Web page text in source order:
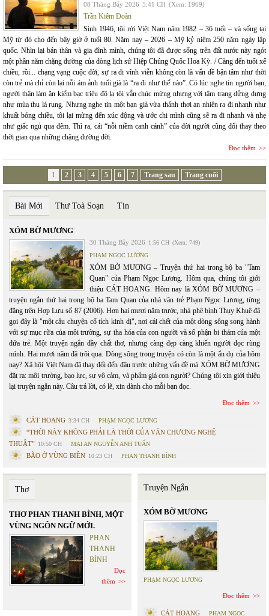
08 Tháng Bảy 2026 5:41 CH (Xem: 1969)
Trần Kiêm Đoàn
Sinh 1946, tôi rời Việt Nam năm 1982 – 36 tuổi – và sống tại
Mỹ từ đó cho đến bây giờ ở tuổi 80. Năm nay – 2026 – Mỹ kỷ niệm 250 năm ngày lập
quốc. Nhìn lại bản thân và gia đình mình, chúng tôi đã được sống trên đất nước này ngót
một phần năm chặng đường của dòng lịch sử Hiệp Chủng Quốc Hoa Kỳ. / Càng đến tuổi xế
chiều, rồi... chạng vạng cuộc đời, sự ra đi vĩnh viễn không còn là vấn đề bận tâm như thời
còn trẻ mà chỉ còn lại nỗi ám ảnh tuổi già là “ra đi như thế nào”. Có lúc nghe tin người bạn,
người thân làm ăn kiếm bạc triệu đô la tôi vẫn chúc mừng nhưng với tâm trạng dửng dưng
như mùa thu lá rụng. Nhưng nghe tin một bạn già vừa thảnh thơi an nhiên ra đi nhanh như
khuất bóng chiều, tôi lại mừng đến xúc động và ước chi mình cũng sẽ ra đi nhanh và nhẹ
như giấc ngủ qua đêm. Thì ra, cái “nỗi niềm canh cánh” của đời người cũng đổi thay theo
thời gian qua những chặng đường đời.
Đọc thêm
1 2 3 4 5 6 7 Trang sau Trang cuối
Bài Mới Thư Toà Soạn Tin
XÓM BỜ MƯƠNG
30 Tháng Bảy 2026 1:56 CH (Xem: 749)
PHẠM NGỌC LƯƠNG
XÓM BỜ MƯƠNG – Truyện thứ hai trong bộ ba "Tam
Quan" của Phạm Ngọc Lương. Hôm qua, chúng tôi giới
thiệu CÁT HOANG. Hôm nay là XÓM BỜ MƯƠNG –
truyện ngắn thứ hai trong bộ ba Tam Quan của nhà văn trẻ Phạm Ngọc Lương, từng
đăng trên Hợp Lưu số 87 (2006). Hơn hai mươi năm trước, nhà phê bình Thụy Khuê đã
gọi đây là "một câu chuyện cổ tích kinh dị", nơi cái chết của một dòng sông song hành
với sự mục rữa của môi trường, sự tha hóa của con người và số phận bi thảm của một
đứa trẻ. Một truyện ngắn đầy chất thơ, nhưng càng đẹp càng khiến người đọc rùng
mình. Hai mươi năm đã trôi qua. Dòng sông trong truyện có còn là một ẩn dụ của hôm
nay? Xã hội Việt Nam đã thay đổi đến đâu trước những vấn đề mà XÓM BỜ MƯƠNG
đặt ra: môi trường, bạo lực, sự vô cảm, và phẩm giá con người? Chúng tôi xin giới thiệu
lại truyện ngắn này. Câu trả lời, có lẽ, xin dành cho mỗi bạn đọc.
Đọc thêm
CÁT HOANG 3:34 CH PHẠM NGỌC LƯƠNG
“THỜI NÀY KHÔNG PHẢI LÀ THỜI CỦA VĂN CHƯƠNG NGHỆ
THUẬT” 10:50 CH MAI AN NGUYỄN ANH TUẤN
BÃO Ở VÙNG BIÊN 10:23 CH PHAN THANH BÌNH
Thơ
THƠ PHAN THANH BÌNH, MỘT
VÙNG NGÔN NGỮ MỚI.
PHAN
THANH
BÌNH
Đọc
thêm
Truyện Ngắn
XÓM BỜ MƯƠNG
PHẠM NGỌC LƯƠNG
Đọc thêm
CÁT HOANG PHẠM NGỌC